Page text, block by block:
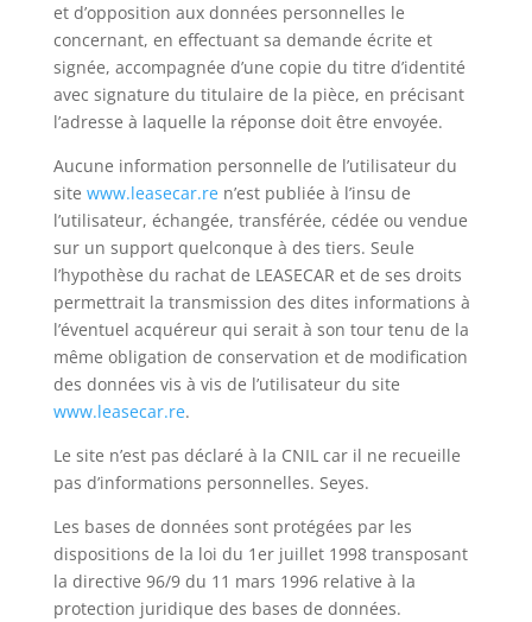
et d’opposition aux données personnelles le
concernant, en effectuant sa demande écrite et
signée, accompagnée d’une copie du titre d’identité
avec signature du titulaire de la pièce, en précisant
l’adresse à laquelle la réponse doit être envoyée.
Aucune information personnelle de l’utilisateur du
site www.leasecar.ren’est publiée à l’insu de
l’utilisateur, échangée, transférée, cédée ou vendue
sur un support quelconque à des tiers. Seule
l’hypothèse du rachat de LEASECAR et de ses droits
permettrait la transmission des dites informations à
l’éventuel acquéreur qui serait à son tour tenu de la
même obligation de conservation et de modification
des données vis à vis de l’utilisateur du site
www.leasecar.re.
Le site n’est pas déclaré à la CNIL car il ne recueille
pas d’informations personnelles. Seyes.
Les bases de données sont protégées par les
dispositions de la loi du 1er juillet 1998 transposant
la directive 96/9 du 11 mars 1996 relative à la
protection juridique des bases de données.